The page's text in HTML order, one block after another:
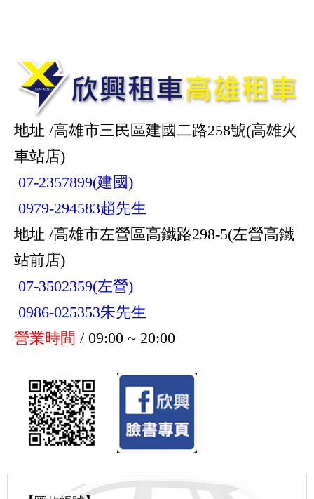
地址 /高雄市三民區建國二路258號(高雄火
車站店)
07-2357899(建國)
0979-294583趙先生
地址 /高雄市左營區高鐵路298-5(左營高鐵
站前店)
07-3502359(左營)
0986-025353朱先生
營業時間 / 09:00 ~ 20:00